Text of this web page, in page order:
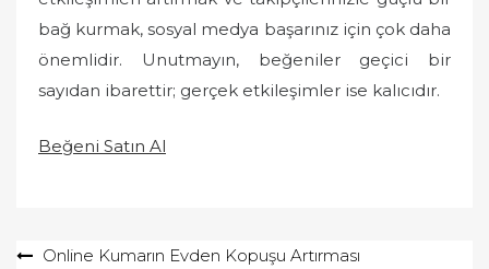
bağ kurmak, sosyal medya başarınız için çok daha
önemlidir. Unutmayın, beğeniler geçici bir
sayıdan ibarettir; gerçek etkileşimler ise kalıcıdır.
Beğeni Satın Al
YazıOnline Kumarın Evden Kopuşu Artırması